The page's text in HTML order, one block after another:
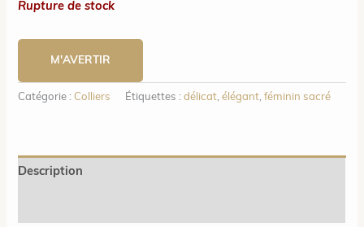
Rupture de stock
M'AVERTIR
Catégorie : Colliers Étiquettes :délicat,élégant,féminin sacré
Description